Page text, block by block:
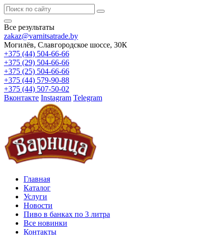
Все результаты
zakaz@varnitsatrade.by
Могилёв, Славгородское шоссе, 30К
+375 (44) 504-66-66
+375 (29) 504-66-66
+375 (25) 504-66-66
+375 (44) 579-90-88
+375 (44) 507-50-02
Вконтакте Instagram Telegram
Главная
Каталог
Услуги
Новости
Пиво в банках по 3 литра
Все новинки
Контакты